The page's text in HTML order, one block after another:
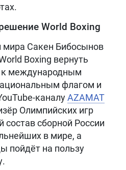
World Boxing
Сакен Бибосынов
Boxing вернуть
к международным
флагом и
каналуAZAMAT
Олимпийских игр
сборной России
в мире, а
пойдёт на пользу